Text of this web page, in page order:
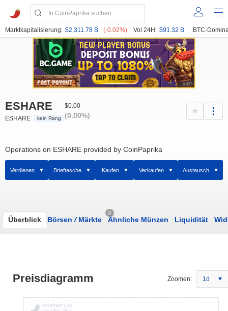
Marktkapitalisierung: $2,311.78 B (-0.02%) Vol 24H: $91.32 B BTC-
ESHARE
ESHARE kein Rang
$0.00
(0.00%)
Operations on ESHARE provided by CoinPaprika
Verdienen Brieftasche Kaufen Verkaufen Austausch
Überblick Börsen /Märkte
0
Ähnliche Münzen Liquidität
Preisdiagramm Zoomen: 1d